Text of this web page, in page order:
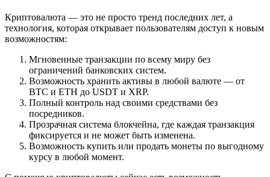
Криптовалюта — это не просто тренд последних лет, а
технология, которая открывает пользователям доступ к новым
возможностям:
Мгновенные транзакции по всему миру без
ограничений банковских систем.
Возможность хранить активы в любой валюте — от
BTC и ETH до USDT и XRP.
Полный контроль над своими средствами без
посредников.
Прозрачная система блокчейна, где каждая транзакция
фиксируется и не может быть изменена.
Возможность купить или продать монеты по выгодному
курсу в любой момент.